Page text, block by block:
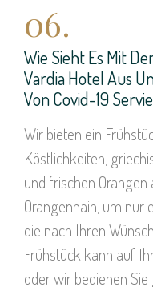
06.
Wie Sieht Es Mit
Vardia Hotel Aus
Von Covid-19
Wir bieten ein
Köstlichkeiten,
und frischen
Orangenhain, um nur
die nach Ihren
Frühstück kann auf
oder wir bedienen